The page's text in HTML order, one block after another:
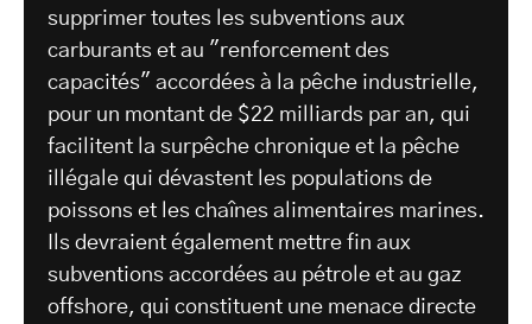
supprimer toutes les subventions aux
carburants et au "renforcement des
capacités" accordées à la pêche industrielle,
pour un montant de $22 milliards par an, qui
facilitent la surpêche chronique et la pêche
illégale qui dévastent les populations de
poissons et les chaînes alimentaires marines.
Ils devraient également mettre fin aux
subventions accordées au pétrole et au gaz
offshore, qui constituent une menace directe